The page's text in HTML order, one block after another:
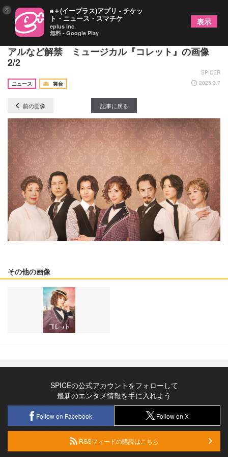
明日海りお演じるコレットが凛と佇むメインビジュ
アルなど解禁 ミュージカル『コレット』の画像
2/2
SPICER
ニュース
舞台 2025.3.7
前の画像 記事に戻る
その他の画像
SPICEの公式アカウントをフォローして
最新のエンタメ情報を手に入れよう
Follow on Facebook Follow on X
RSSフィードの購読はこちら
× e＋(イープラス)アプリ - チケッ
ト・ニュース・スマチケ
eplus inc.
無料 - Google Play
表示